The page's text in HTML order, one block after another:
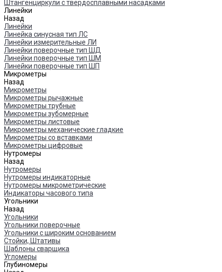
Штангенциркули с твердосплавными насадками
Линейки
Назад
Линейки
Линейка синусная тип ЛС
Линейки измерительные ЛИ
Линейки поверочные тип ШД
Линейки поверочные тип ШМ
Линейки поверочные тип ШП
Микрометры
Назад
Микрометры
Микрометры рычажные
Микрометры трубные
Микрометры зубомерные
Микрометры листовые
Микрометры механические гладкие
Микрометры со вставками
Микрометры цифровые
Нутромеры
Назад
Нутромеры
Нутромеры индикаторные
Нутромеры микрометрические
Индикаторы часового типа
Угольники
Назад
Угольники
Угольники поверочные
Угольники с широким основанием
Стойки, Штативы
Шаблоны сварщика
Угломеры
Глубиномеры